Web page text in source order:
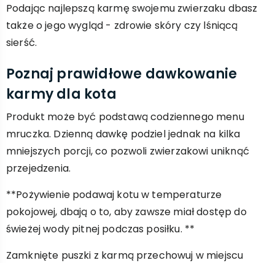
Podając najlepszą karmę swojemu zwierzaku dbasz
także o jego wygląd - zdrowie skóry czy lśniącą
sierść.
Poznaj prawidłowe dawkowanie
karmy dla kota
Produkt może być podstawą codziennego menu
mruczka. Dzienną dawkę podziel jednak na kilka
mniejszych porcji, co pozwoli zwierzakowi uniknąć
przejedzenia.
**Pożywienie podawaj kotu w temperaturze
pokojowej, dbają o to, aby zawsze miał dostęp do
świeżej wody pitnej podczas posiłku. **
Zamknięte puszki z karmą przechowuj w miejscu